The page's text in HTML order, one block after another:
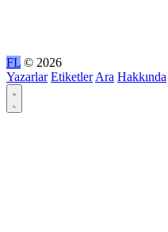
FL © 2026
Yazarlar Etiketler Ara Hakkında